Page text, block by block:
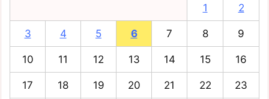
1 2
3 4 5 6 7 8 9
10 11 12 13 14 15 16
17 18 19 20 21 22 23